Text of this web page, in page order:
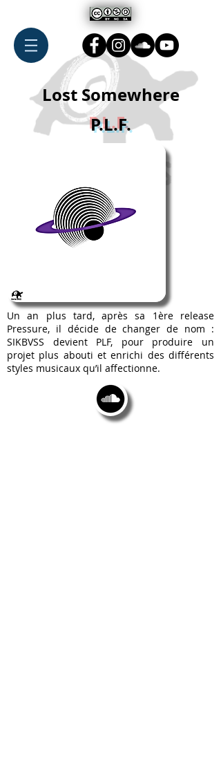
Lost Somewhere
P.L.F.
Un an plus tard, après sa 1ère release
Pressure, il décide de changer de nom :
SIKBVSS devient PLF, pour produire un
projet plus abouti et enrichi des différents
styles musicaux qu’il affectionne.